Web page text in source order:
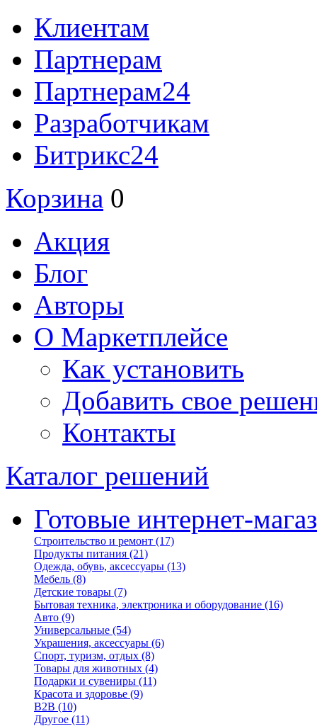
Клиентам
Партнерам
Партнерам24
Разработчикам
Битрикс24
Корзина 0
Акция
Блог
Авторы
О Маркетплейсе
Как установить
Добавить свое
Контакты
Каталог решений
Готовые интернет-
Строительство и ремонт (17)
Продукты питания (21)
Одежда, обувь, аксессуары (13)
Мебель (8)
Детские товары (7)
Бытовая техника, электроника и оборудование (16)
Авто (9)
Универсальные (54)
Украшения, аксессуары (6)
Спорт, туризм, отдых (8)
Товары для животных (4)
Подарки и сувениры (11)
Красота и здоровье (9)
B2B (10)
Другое (11)